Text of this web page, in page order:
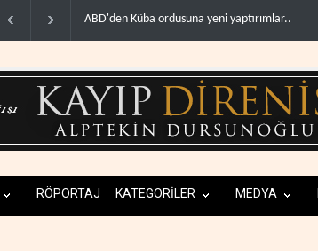
Fars ajansı: İran ve Umman Hürmüz Boğazı için
RÖPORTAJ KATEGORİLER MEDYA